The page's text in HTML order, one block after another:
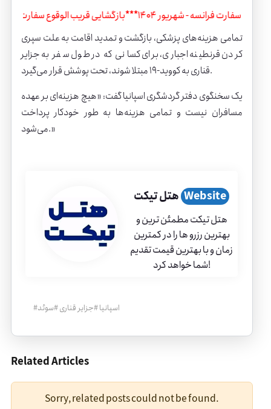
قریب الوقوع سفارت فرانسه - شهریور 1404 ***بازگشایی قریب الوقوع
تمامی هزینه‌های پزشکی، بازگشت و تمدید اقامت به علت سپری
کردن قرنطینه اجباری، برای کسانی که در طول سفر به جزایر
قناری به کووید-۱۹ مبتلا شوند، تحت پوشش قرار می‌گیرد.
یک سخنگوی دفتر گردشگریاسپانیاگفت: «هیچ هزینه‌ای بر عهده
مسافران نیست و تمامی هزینه‌ها به طور خودکار پرداخت
می‌شود.»
هتل تیکتWebsite
هتل تیکت مطمئن ترین و
بهترین رزرو ها را در کمترین
زمان و با بهترین قیمت تقدیم
شما خواهد کرد!
# اسپانیا#جزایر قناری#سوئد
Related Articles
Sorry, related posts could not be found.